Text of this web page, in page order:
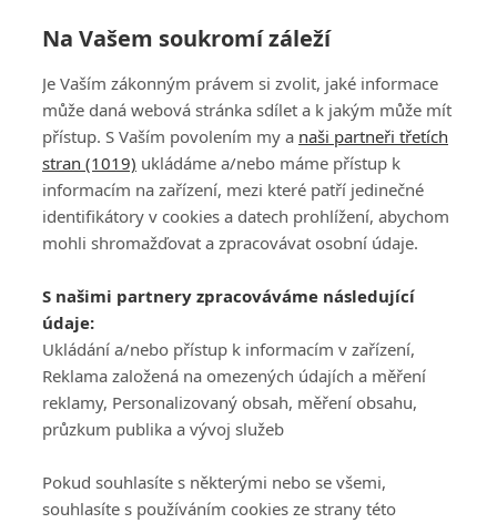
Na Vašem soukromí záleží
Je Vaším zákonným právem si zvolit, jaké informace
může daná webová stránka sdílet a k jakým může mít
přístup. S Vaším povolením my a naši partneři třetích
stran (1019) ukládáme a/nebo máme přístup k
informacím na zařízení, mezi které patří jedinečné
identifikátory v cookies a datech prohlížení, abychom
mohli shromažďovat a zpracovávat osobní údaje.
S našimi partnery zpracováváme následující
údaje:
Ukládání a/nebo přístup k informacím v zařízení,
Reklama založená na omezených údajích a měření
reklamy, Personalizovaný obsah, měření obsahu,
průzkum publika a vývoj služeb
Pokud souhlasíte s některými nebo se všemi,
souhlasíte s používáním cookies ze strany této
Mickelson uznává chybu: Nebyl to můj nejlepší
moment, omlouvám se
Všeobecné obchodní
podmínky služby
GolfExtra.cz Premium
Podmínky zpracování
osobních údajů při
GolfExtra
ATV CZ, s.r.o.
140 00 Praha 4